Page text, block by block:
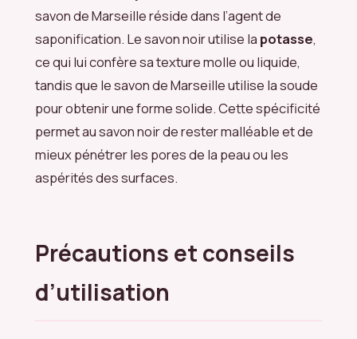
savon de Marseille réside dans l’agent de
saponification. Le savon noir utilise la potasse,
ce qui lui confère sa texture molle ou liquide,
tandis que le savon de Marseille utilise la soude
pour obtenir une forme solide. Cette spécificité
permet au savon noir de rester malléable et de
mieux pénétrer les pores de la peau ou les
aspérités des surfaces.
Précautions et conseils
d’utilisation